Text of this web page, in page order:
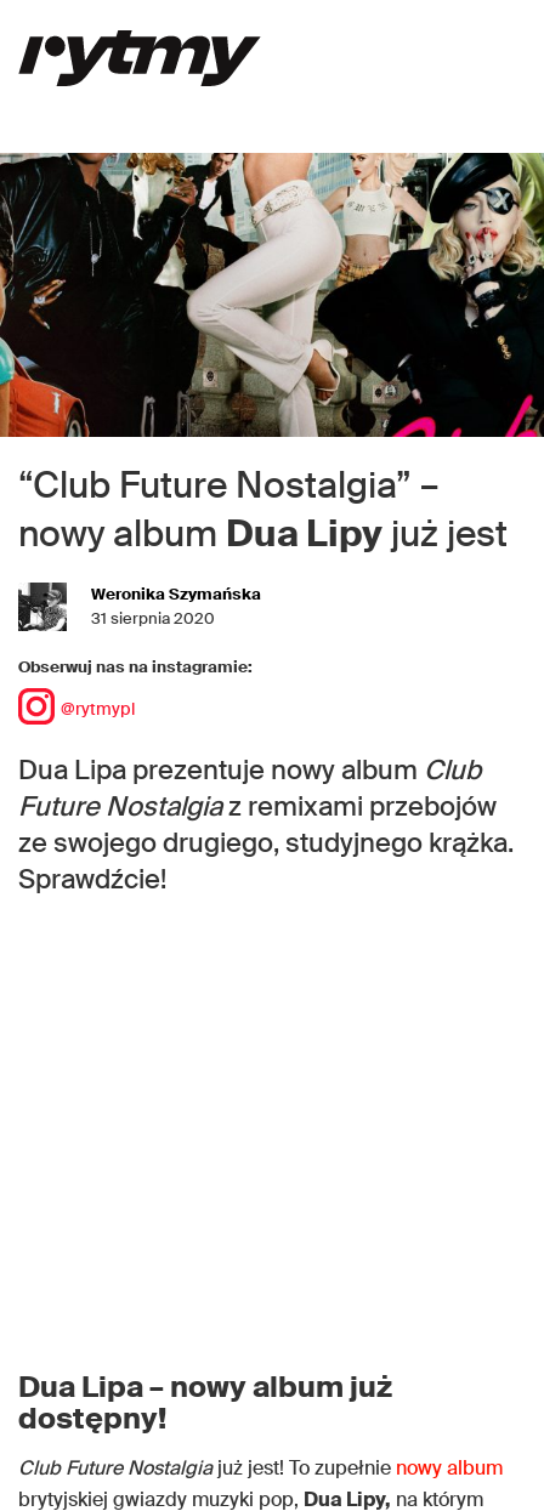
“Club Future Nostalgia” –
nowy album Dua Lipy już jest
Weronika Szymańska
31 sierpnia 2020
Obserwuj nas na instagramie:
@rytmypl
Dua Lipa prezentuje nowy album Club
Future Nostalgiaz remixami przebojów
ze swojego drugiego, studyjnego krążka.
Sprawdźcie!
Dua Lipa – nowy album już
dostępny!
Club Future Nostalgiajuż jest! To zupełnie nowy album
brytyjskiej gwiazdy muzyki pop, Dua Lipy, na którym